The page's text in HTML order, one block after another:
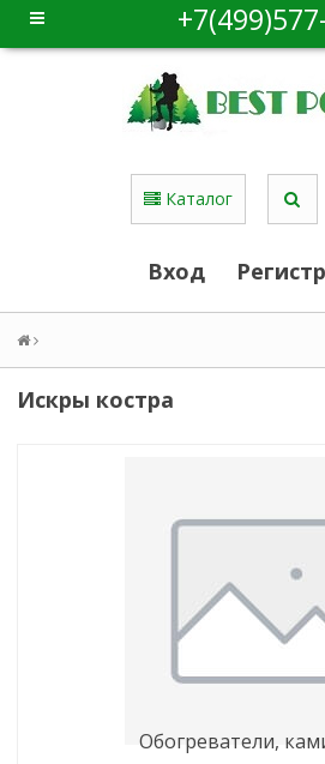
Каталог
Вход
Искры костра
обогреватели,